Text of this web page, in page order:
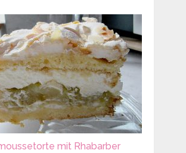
mit Rhabarber